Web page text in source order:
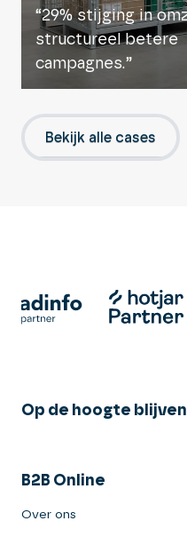
“29% stijging in
structureel betere
campagnes.”
Bekijk alle cases
B2B Online
Over ons
Op de hoogte blijven